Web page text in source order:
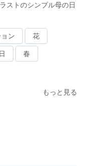
ストのシンプル母の日
ン 花
春
もっと見る